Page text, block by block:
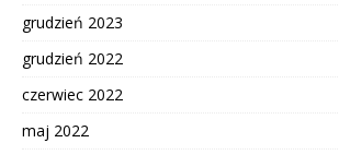
grudzień 2023
grudzień 2022
czerwiec 2022
maj 2022